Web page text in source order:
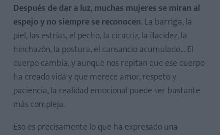
Después de dar a luz, muchas mujeres se miran al
espejo y no siempre se reconocen. La barriga, la
piel, las estrías, el pecho, la cicatriz, la flacidez, la
hinchazón, la postura, el cansancio acumulado… El
cuerpo cambia, y aunque nos repitan que ese cuerpo
ha creado vida y que merece amor, respeto y
paciencia, la realidad emocional puede ser bastante
más compleja.
Eso es precisamente lo que ha expresado una